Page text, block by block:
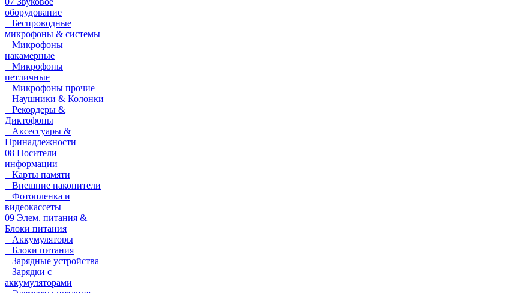
оборудование
Беспроводные
микрофоны & системы
Микрофоны
накамерные
Микрофоны
петличные
Микрофоны прочие
Наушники & Колонки
Рекордеры &
Диктофоны
Аксессуары &
Принадлежности
08 Носители
информации
Карты памяти
Внешние накопители
Фотопленка и
видеокассеты
09 Элем. питания &
Блоки питания
Аккумуляторы
Блоки питания
Зарядные устройства
Зарядки с
аккумуляторами